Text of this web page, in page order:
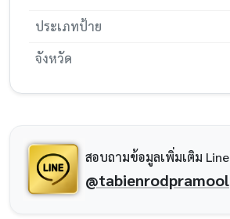
ประเภทป้าย
จังหวัด
สอบถามข้อมูลเพิ่มเติม Line
@tabienrodpramool